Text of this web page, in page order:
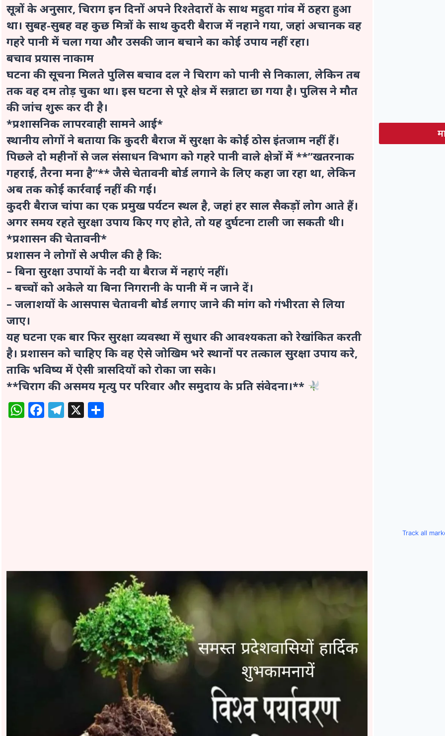
सूत्रों के अनुसार, चिराग इन दिनों अपने रिश्तेदारों के साथ महुदा गांव में ठहरा हुआ
था। सुबह-सुबह वह कुछ मित्रों के साथ कुदरी बैराज में नहाने गया, जहां अचानक वह
गहरे पानी में चला गया और उसकी जान बचाने का कोई उपाय नहीं रहा।
बचाव प्रयास नाकाम
घटना की सूचना मिलते पुलिस बचाव दल ने चिराग को पानी से निकाला, लेकिन तब
तक वह दम तोड़ चुका था। इस घटना से पूरे क्षेत्र में सन्नाटा छा गया है। पुलिस ने मौत
की जांच शुरू कर दी है।
*प्रशासनिक लापरवाही सामने आई*
स्थानीय लोगों ने बताया कि कुदरी बैराज में सुरक्षा के कोई ठोस इंतजाम नहीं हैं।
पिछले दो महीनों से जल संसाधन विभाग को गहरे पानी वाले क्षेत्रों में **”खतरनाक
गहराई, तैरना मना है”** जैसे चेतावनी बोर्ड लगाने के लिए कहा जा रहा था, लेकिन
अब तक कोई कार्रवाई नहीं की गई।
कुदरी बैराज चांपा का एक प्रमुख पर्यटन स्थल है, जहां हर साल सैकड़ों लोग आते हैं।
अगर समय रहते सुरक्षा उपाय किए गए होते, तो यह दुर्घटना टाली जा सकती थी।
*प्रशासन की चेतावनी*
प्रशासन ने लोगों से अपील की है कि:
– बिना सुरक्षा उपायों के नदी या बैराज में नहाएं नहीं।
– बच्चों को अकेले या बिना निगरानी के पानी में न जाने दें।
– जलाशयों के आसपास चेतावनी बोर्ड लगाए जाने की मांग को गंभीरता से लिया
जाए।
यह घटना एक बार फिर सुरक्षा व्यवस्था में सुधार की आवश्यकता को रेखांकित करती
है। प्रशासन को चाहिए कि वह ऐसे जोखिम भरे स्थानों पर तत्काल सुरक्षा उपाय करे,
ताकि भविष्य में ऐसी त्रासदियों को रोका जा सके।
**चिराग की असमय मृत्यु पर परिवार और समुदाय के प्रति संवेदना।**
WhatsApp
Facebook
Telegram
X
Track all